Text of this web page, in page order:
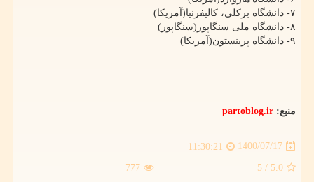
۷- دانشگاه برکلی، کالیفرنیا(آمریکا)
۸- دانشگاه ملی سنگاپور(سنگاپور)
۹- دانشگاه پرینستون(آمریکا)
منبع: partoblog.ir
1400/07/17
11:30:21
5.0
/ 5
777